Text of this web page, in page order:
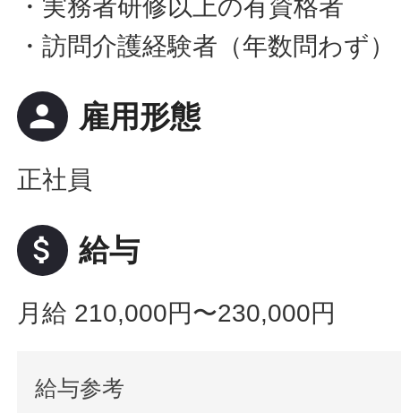
・実務者研修以上の有資格者
・訪問介護経験者（年数問わず）
person 雇用形態
正社員
attach_money 給与
月給 210,000円〜230,000円
給与参考